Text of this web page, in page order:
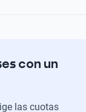
con un
las cuotas